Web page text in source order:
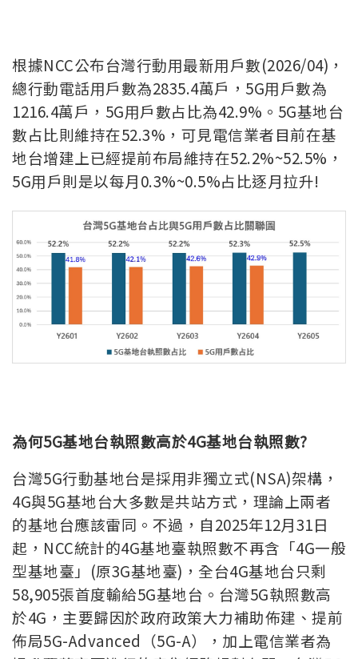
根據NCC公布台灣行動用最新用戶數(2026/04)，
總行動電話用戶數為2835.4萬戶，5G用戶數為
1216.4萬戶，5G用戶數占比為42.9%。5G基地台
數占比則維持在52.3%，可見電信業者目前在基
地台增建上已經提前布局維持在52.2%~52.5%，
5G用戶則是以每月0.3%~0.5%占比逐月拉升!
為何5G基地台執照數高於4G基地台執照數?
台灣5G行動基地台是採用非獨立式(NSA)架構，
4G與5G基地台大多數是共站方式，理論上兩者
的基地台應該雷同。不過，自2025年12月31日
起，NCC統計的4G基地臺執照數不再含「4G一般
型基地臺」(原3G基地臺)，全台4G基地台只剩
58,905張首度輸給5G基地台。台灣5G執照數高
於4G，主要歸因於政府政策大力補助佈建、提前
佈局5G-Advanced（5G-A），加上電信業者為